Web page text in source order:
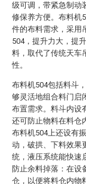
级可调，带紧急制动
修保养方便。布料机
件的布料需求，采用
504，提升力大，提
料，取代了传统天车
性。
布料机504包括料斗
够灵活地组合料门启
布置需求。料斗内设
还可防止物料在料仓
布料机504上还设有
动，破拱、下料效果
统，液压系统能快速
防止余料掉落：在设
仓，以便将料仓内物